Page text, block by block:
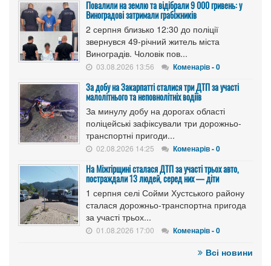
Повалили на землю та відібрали 9 000 гривень: у
Виноградові затримали грабіжників
2 серпня близько 12:30 до поліції
звернувся 49-річний житель міста
Виноградів. Чоловік пов...
03.08.2026 13:56 Коменарів - 0
За добу на Закарпатті сталися три ДТП за участі
малолітнього та неповнолітніх водіїв
За минулу добу на дорогах області
поліцейські зафіксували три дорожньо-
транспортні пригоди...
02.08.2026 14:25 Коменарів - 0
На Міжгірщині сталася ДТП за участі трьох авто,
постраждали 13 людей, серед них — діти
1 серпня селі Сойми Хустського району
сталася дорожньо-транспортна пригода
за участі трьох...
01.08.2026 17:00 Коменарів - 0
Всі новини